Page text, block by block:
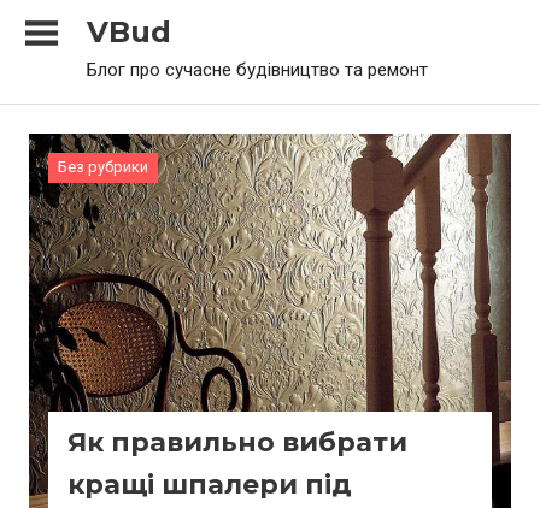
VBud
Блог про сучасне будівництво та ремонт
Без рубрики
Як правильно вибрати
кращі шпалери під